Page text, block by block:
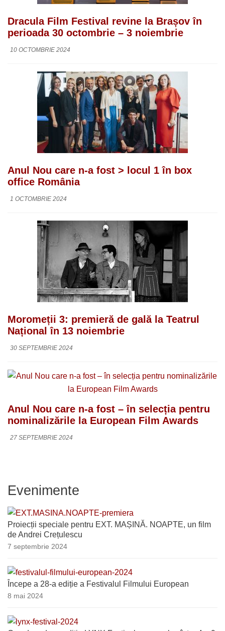
Dracula Film Festival revine la Brașov în
perioada 30 octombrie – 3 noiembrie
10 OCTOMBRIE 2024
Anul Nou care n-a fost > locul 1 în box
office România
1 OCTOMBRIE 2024
Moromeții 3: premieră de gală la Teatrul
Național în 13 noiembrie
30 SEPTEMBRIE 2024
Anul Nou care n-a fost – în selecția pentru
nominalizările la European Film Awards
27 SEPTEMBRIE 2024
Evenimente
Proiecții speciale pentru EXT. MAȘINĂ. NOAPTE, un film
de Andrei Crețulescu
7 septembrie 2024
Începe a 28-a ediție a Festivalul Filmului European
8 mai 2024